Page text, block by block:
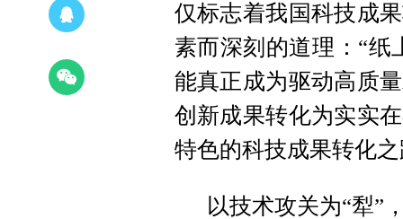
仅标志着我国科技成
素而深刻的道理：“纸
能真正成为驱动高质
创新成果转化为实实
特色的科技成果转化
以技术攻关为“犁”